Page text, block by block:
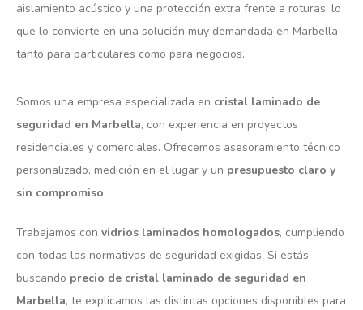
aislamiento acústico y una protección extra frente a roturas, lo
que lo convierte en una solución muy demandada en Marbella
tanto para particulares como para negocios.
Somos una empresa especializada en cristal laminado de
seguridad en Marbella, con experiencia en proyectos
residenciales y comerciales. Ofrecemos asesoramiento técnico
personalizado, medición en el lugar y un presupuesto claro y
sin compromiso.
Trabajamos con vidrios laminados homologados, cumpliendo
con todas las normativas de seguridad exigidas. Si estás
buscando precio de cristal laminado de seguridad en
Marbella, te explicamos las distintas opciones disponibles para